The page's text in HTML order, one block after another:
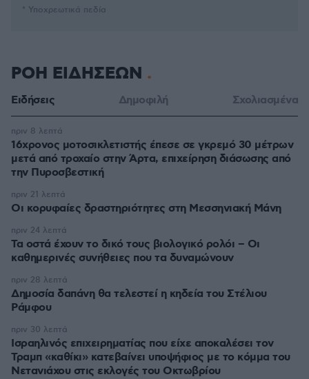
* Υποχρεωτικά πεδία
ΡΟΗ ΕΙΔΗΣΕΩΝ
Ειδήσεις Δημοφιλή Σχολιασμένα
16χρονος μοτοσικλετιστής έπεσε σε γκρεμό 30 μέτρων
μετά από τροχαίο στην Άρτα, επιχείρηση διάσωσης από
την Πυροσβεστική
πριν 8 λεπτά
Οι κορυφαίες δραστηριότητες στη Μεσσηνιακή Μάνη
πριν 21 λεπτά
Τα οστά έχουν το δικό τους βιολογικό ρολόι – Οι
καθημερινές συνήθειες που τα δυναμώνουν
πριν 24 λεπτά
Δημοσία δαπάνη θα τελεστεί η κηδεία του Στέλιου
Ράμφου
πριν 28 λεπτά
Ισραηλινός επιχειρηματίας που είχε αποκαλέσει τον
Τραμπ «καθίκι» κατεβαίνει υποψήφιος με το κόμμα του
Νετανιάχου στις εκλογές του Οκτωβρίου
πριν 30 λεπτά